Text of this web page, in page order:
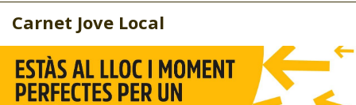
CJ ADOLESCENTS
CJ EMANCIPACIÓ
Carnet Jove Local